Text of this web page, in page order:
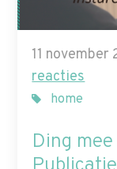
11 november
reacties
home
Ding